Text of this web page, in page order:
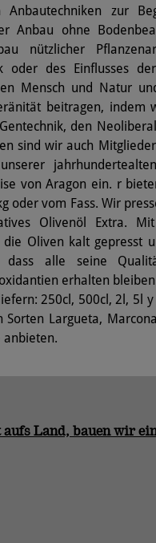
zur
Anbau ohne
nützlicher
oder des Einflusses
Mensch und Natur
beitragen, indem
den
sind wir auch
von Aragon ein. r
oder vom Fass. Wir
Olivenöl Extra. Mit
Oliven kalt gepresst
dass alle seine
erhalten
250cl, 500cl, 2l, 5l
Largueta,
anbieten.
aufs Land, bauen wir